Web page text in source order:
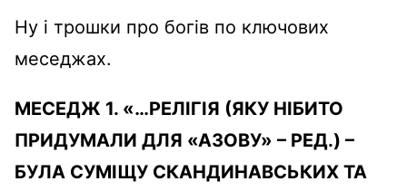
Ну і трошки про богів по ключових
меседжах.
МЕСЕДЖ 1. «…РЕЛІГІЯ (ЯКУ НІБИТО
ПРИДУМАЛИ ДЛЯ «АЗОВУ» – РЕД.) –
БУЛА СУМІЩУ СКАНДИНАВСЬКИХ ТА